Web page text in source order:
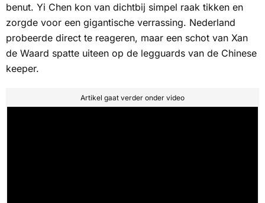
benut. Yi Chen kon van dichtbij simpel raak tikken en
zorgde voor een gigantische verrassing. Nederland
probeerde direct te reageren, maar een schot van Xan
de Waard spatte uiteen op de legguards van de Chinese
keeper.
Artikel gaat verder onder video